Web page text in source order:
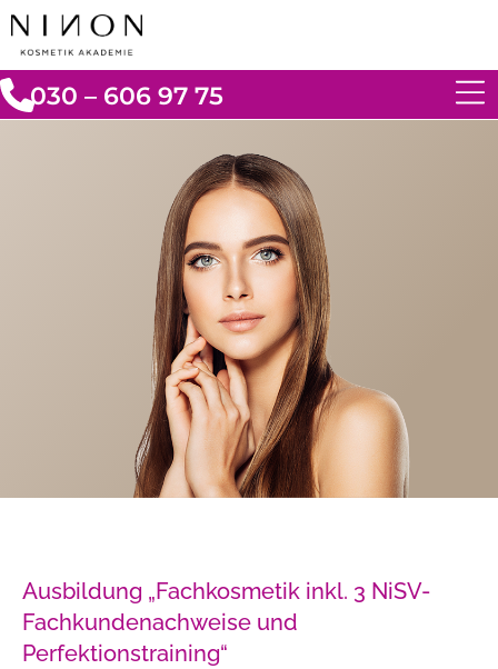
030 – 606 97 75
Ausbildung „Fachkosmetik inkl. 3 NiSV-
Fachkundenachweise und
Perfektionstraining“